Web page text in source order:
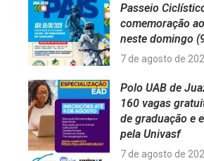
Passeio
comemoração
neste domingo
7 de agosto de
Polo UAB de
160 vagas
de graduação e
pela Univasf
7 de agosto de